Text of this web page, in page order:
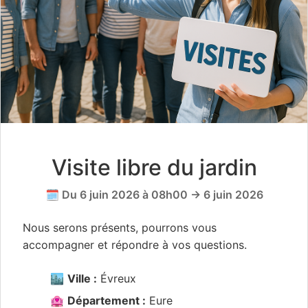
Visite libre du jardin
🗓️ Du 6 juin 2026 à 08h00 → 6 juin 2026
Nous serons présents, pourrons vous
accompagner et répondre à vos questions.
🏙️ Ville : Évreux
🏩 Département : Eure